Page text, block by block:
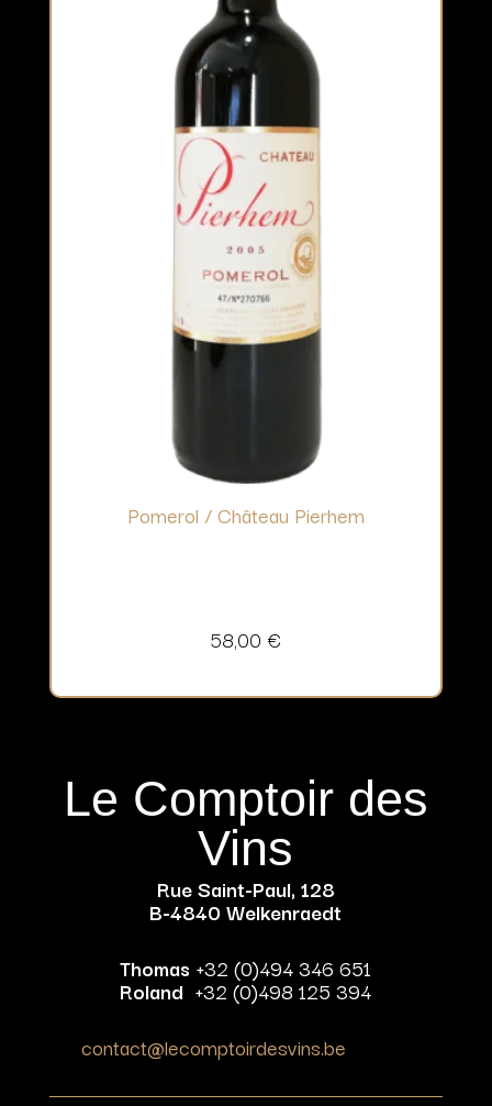
Pomerol / Château Pierhem
58,00 €
Le Comptoir des
Vins
Rue Saint-Paul, 128
B-4840 Welkenraedt
Thomas +32 (0)494 346 651
Roland +32 (0)498 125 394
contact@lecomptoirdesvins.be